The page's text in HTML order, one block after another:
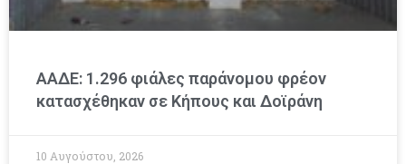
ΑΑΔΕ: 1.296 φιάλες παράνομου φρέον
κατασχέθηκαν σε Κήπους και Δοϊράνη
10 Αυγούστου, 2026